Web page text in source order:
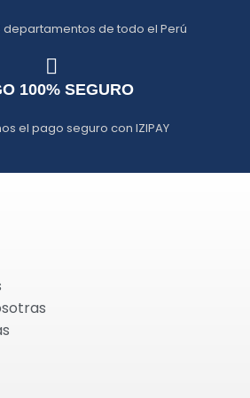
departamentos de todo el Perú
100% SEGURO
el pago seguro con IZIPAY